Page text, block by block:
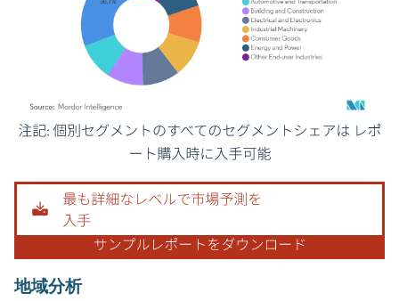
画像 © Mordor Intelligence。再利用にはCC BY 4.0の表示が必要です。
地域分析